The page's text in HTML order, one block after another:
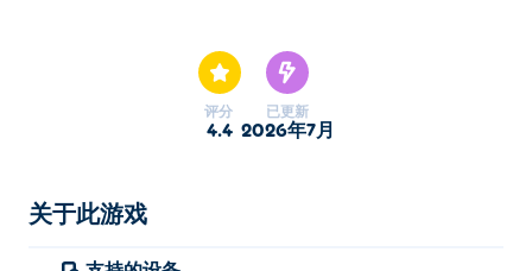
你的收益。明智地选择传送门，积累金币，然后用它们来
升级你的车库，购买更快更炫的座驾。你可以出售车辆快
速获利，也可以保留它们来打造你的梦想收藏。解锁超级
如何玩“升级汽车”游戏？
评分
4.4
已更新
2026年7月
关于此游戏